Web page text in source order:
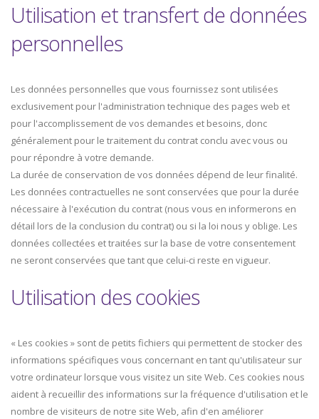
Utilisation et transfert de données
personnelles
Les données personnelles que vous fournissez sont utilisées
exclusivement pour l'administration technique des pages web et
pour l'accomplissement de vos demandes et besoins, donc
généralement pour le traitement du contrat conclu avec vous ou
pour répondre à votre demande.
La durée de conservation de vos données dépend de leur finalité.
Les données contractuelles ne sont conservées que pour la durée
nécessaire à l'exécution du contrat (nous vous en informerons en
détail lors de la conclusion du contrat) ou si la loi nous y oblige. Les
données collectées et traitées sur la base de votre consentement
ne seront conservées que tant que celui-ci reste en vigueur.
Utilisation des cookies
« Les cookies » sont de petits fichiers qui permettent de stocker des
informations spécifiques vous concernant en tant qu'utilisateur sur
votre ordinateur lorsque vous visitez un site Web. Ces cookies nous
aident à recueillir des informations sur la fréquence d'utilisation et le
nombre de visiteurs de notre site Web, afin d'en améliorer